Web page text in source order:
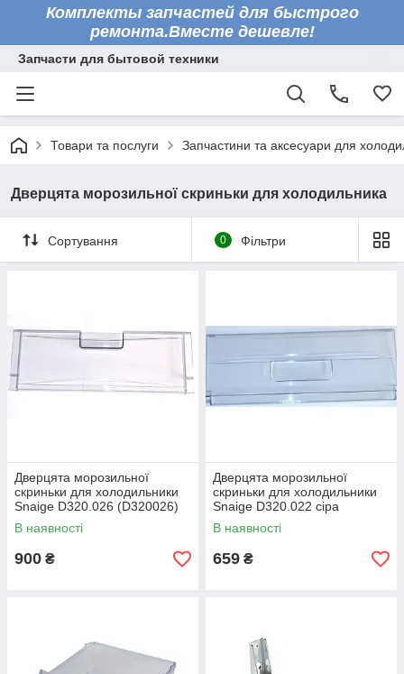
Комплекты запчастей для быстрого
ремонта.Вместе дешевле!
Запчасти для бытовой техники
Товари та послуги Запчастини та аксесуари для
Дверцята морозильної скриньки для холодильника
Сортування 0 Фільтри
Дверцята морозильної
скриньки для холодильники
Snaige D320.026 (D320026)
423mm/147mm
В наявності
900 ₴
Дверцята морозильної
скриньки для холодильники
Snaige D320.022 сіра
В наявності
659 ₴